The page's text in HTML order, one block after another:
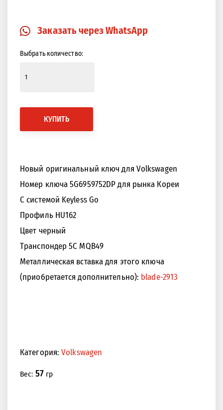
Заказать через WhatsApp
Выбрать количество:
КУПИТЬ
Новый оригинальный ключ для Volkswagen
Номер ключа 5G6959752DP для рынка Кореи
С системой Keyless Go
Профиль HU162
Цвет черный
Транспондер 5C MQB49
Металлическая вставка для этого ключа
(приобретается дополнительно): blade-2913
Категория:Volkswagen
Вес: 57 гр